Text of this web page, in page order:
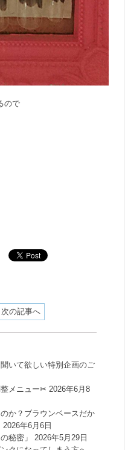
ので
次の記事へ
いて欲しい特別企画のご
メニュー✂︎ 2026年6月8
か？ブラウンベースだか
2026年6月6日
秘密」
2026年5月29日